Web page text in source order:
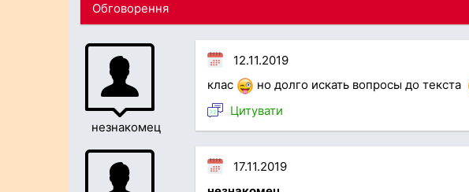
Обговорення
незнакомец
12.11.2019
клас
но долго искать вопросы до текста
Цитувати
17.11.2019